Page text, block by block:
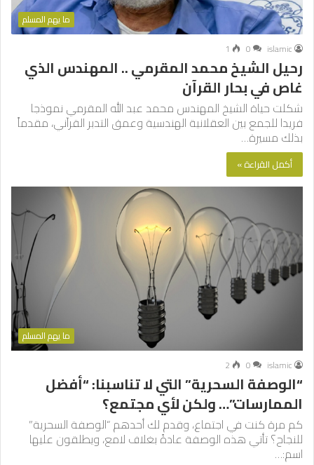
ما يهم المسلم
islamic
0
1
رحيل الشيخ محمد المقرمي .. المهندس الذي
غاص في بحار القرآن
شكلت حياة الشيخ المهندس محمد عبد الله المقرمي نموذجا
فريدا للجمع بين العقلانية الهندسية وعمق التدبر القرآني، مقدماً
بذلك مسيرة…
أكمل القراءة »
ما يهم المسلم
islamic
0
2
“الوصفة السحرية” التي لا تناسبنا: “أفضل
الممارسات”… ولكن لأي مجتمع؟
كم مرة كنت في اجتماع، وقدم لك أحدهم “الوصفة السحرية”
للنجاح؟ تأتي هذه الوصفة عادةً بغلاف لامع، ويطلقون عليها
اسم:…